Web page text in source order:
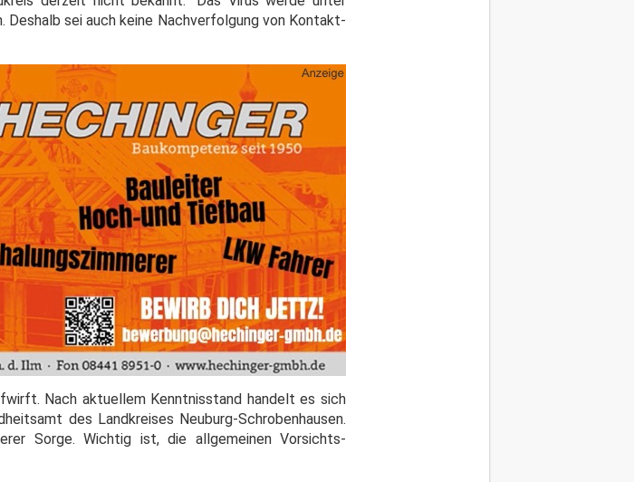
sei auch keine Nachverfolgung von Kontakt-
Nach aktuellem Kenntnisstand handelt es sich
des Landkreises Neuburg-Schrobenhausen.
Sorge. Wichtig ist, die allgemeinen Vorsichts-